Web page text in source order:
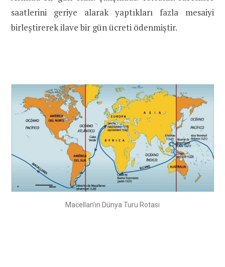
saatlerini geriye alarak yaptıkları fazla mesaiyi
birleştirerek ilave bir gün ücreti ödenmiştir.
Macellan’ın Dünya Turu Rotası